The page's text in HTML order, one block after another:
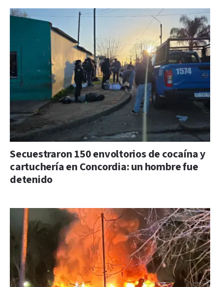
Secuestraron 150 envoltorios de cocaína y
cartuchería en Concordia: un hombre fue
detenido